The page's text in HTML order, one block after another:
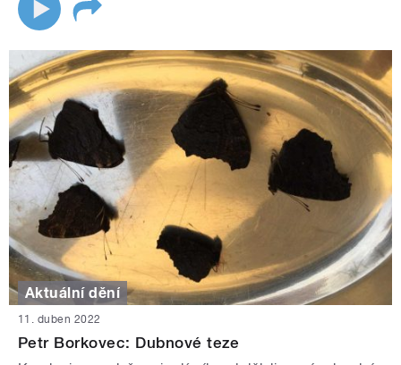
Aktuální dění
11. duben 2022
Petr Borkovec: Dubnové teze